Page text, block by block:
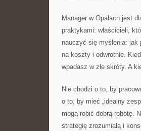
Manager w Opałach jest
praktykami: właścicieli,
nauczyć się myślenia: jak
na koszty i odwrotnie.
wpadasz w złe skróty. A
Nie chodzi o to, by
o to, by mieć „idealny
mogą robić dobrą robotę.
strategię zrozumiałą i